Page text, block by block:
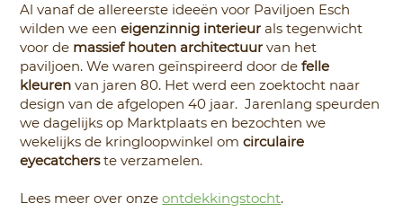
Al vanaf de allereerste ideeën voor Paviljoen Esch
wilden we eeneigenzinnig interieur als tegenwicht
voor de massief houten architectuur van het
paviljoen. We waren geïnspireerd door defelle
kleuren van jaren 80. Het werd een zoektocht naar
design van de afgelopen 40 jaar. Jarenlang speurden
we dagelijks op Marktplaats en bezochten we
wekelijks de kringloopwinkel omcirculaire
eyecatcherste verzamelen.
Lees meer over onzeontdekkingstocht.